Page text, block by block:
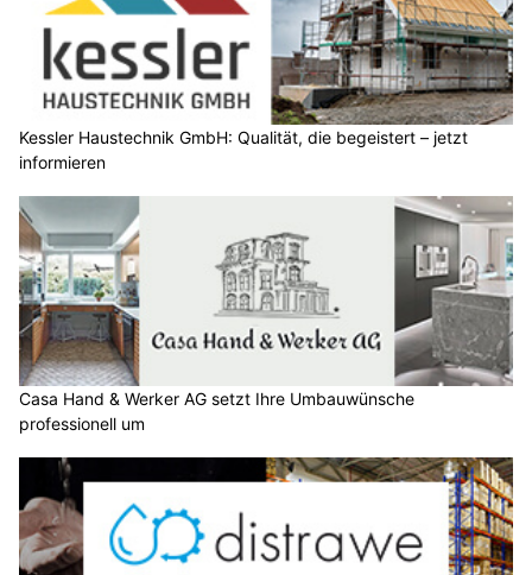
Kessler Haustechnik GmbH: Qualität, die begeistert – jetzt
informieren
Casa Hand & Werker AG setzt Ihre Umbauwünsche
professionell um